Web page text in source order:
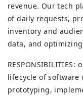
revenue. Our tech
of daily requests,
inventory and
data, and optimizing
lifecycle of
prototyping,